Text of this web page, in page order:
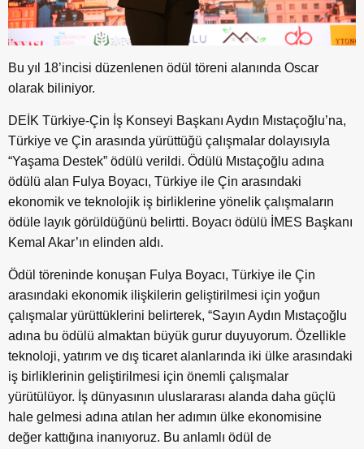
Bu yıl 18’incisi düzenlenen ödül töreni alanında Oscar
olarak biliniyor.
DEİK Türkiye-Çin İş Konseyi Başkanı Aydın Mıstaçoğlu’na,
Türkiye ve Çin arasında yürüttüğü çalışmalar dolayısıyla
“Yaşama Destek” ödülü verildi. Ödülü Mıstaçoğlu adına
ödülü alan Fulya Boyacı, Türkiye ile Çin arasındaki
ekonomik ve teknolojik iş birliklerine yönelik çalışmaların
ödüle layık görüldüğünü belirtti. Boyacı ödülü İMES Başkanı
Kemal Akar’ın elinden aldı.
Ödül töreninde konuşan Fulya Boyacı, Türkiye ile Çin
arasındaki ekonomik ilişkilerin geliştirilmesi için yoğun
çalışmalar yürüttüklerini belirterek, “Sayın Aydın Mıstaçoğlu
adına bu ödülü almaktan büyük gurur duyuyorum. Özellikle
teknoloji, yatırım ve dış ticaret alanlarında iki ülke arasındaki
iş birliklerinin geliştirilmesi için önemli çalışmalar
yürütülüyor. İş dünyasının uluslararası alanda daha güçlü
hale gelmesi adına atılan her adımın ülke ekonomisine
değer kattığına inanıyoruz. Bu anlamlı ödül de